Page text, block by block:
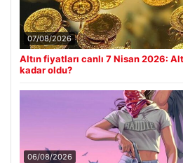
07/08/2026
Altın fiyatları canlı 7 Nisan 2026:
kadar oldu?
06/08/2026